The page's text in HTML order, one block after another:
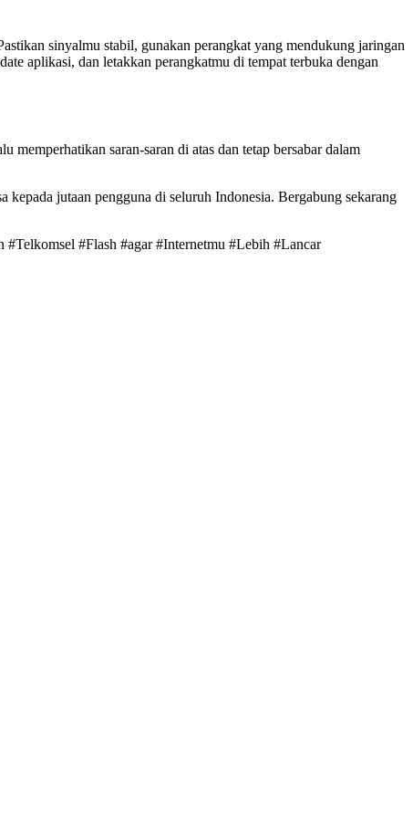
sinyalmu stabil, gunakan perangkat yang mendukung jaringan
aplikasi, dan letakkan perangkatmu di tempat terbuka dengan
saran-saran di atas dan tetap bersabar dalam
jutaan pengguna di seluruh Indonesia. Bergabung sekarang
#Flash #agar #Internetmu #Lebih #Lancar